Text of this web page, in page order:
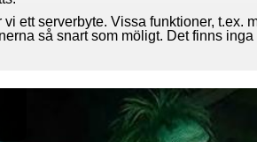
vi ett serverbyte. Vissa funktioner, t.ex.
så snart som möligt. Det finns